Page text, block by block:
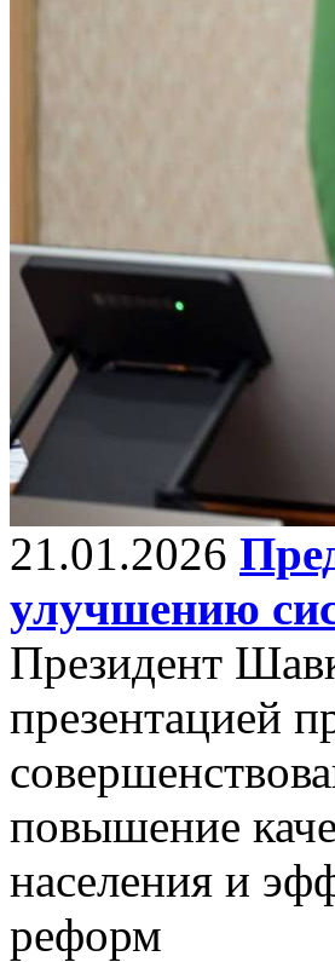
21.01.2026
улучшению
Президент
презентацией
повышение
населения и
реформ